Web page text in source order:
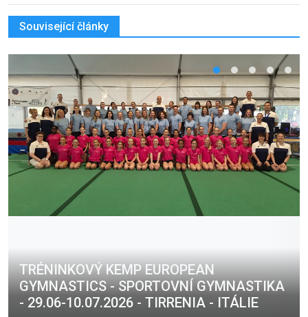
Související články
TRÉNINKOVÝ KEMP EUROPEAN
GYMNASTICS - SPORTOVNÍ GYMNASTIKA
- 29.06-10.07.2026 - TIRRENIA - ITÁLIE